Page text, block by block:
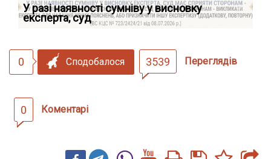
У разі наявності сумніву у висновку
експерта, суд
0 Сподобалося 3539 Переглядів
0 Коментарі